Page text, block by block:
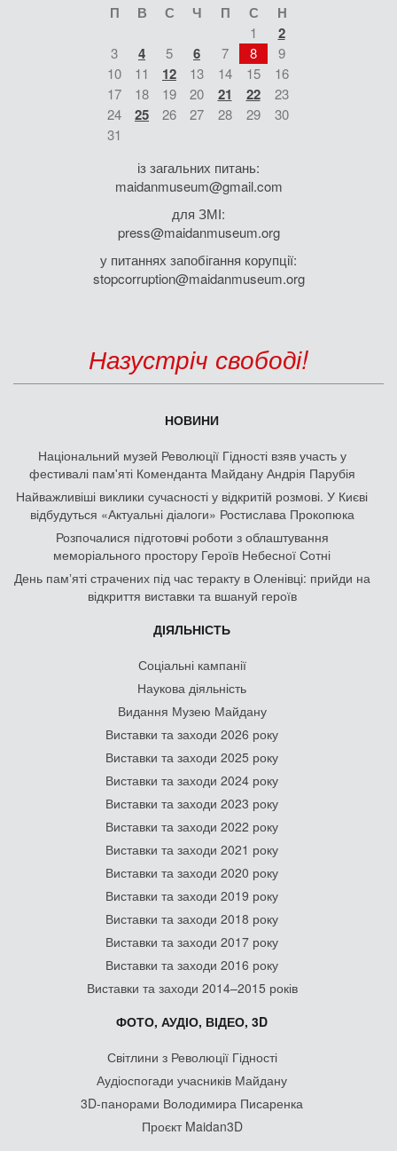
П В С Ч П С Н
1 2
3 4 5 6 7 8
9
10
11 12 13 14 15
16
17
18 19 20 21 22
23
24
25 26 27 28 29
30
31
із загальних питань:
maidanmuseum@gmail.com
для ЗМІ:
press@maidanmuseum.org
у питаннях запобігання корупції:
stopcorruption@maidanmuseum.org
Назустріч свободі!
НОВИНИ
Національний музей Революції Гідності взяв участь у
фестивалі пам'яті Коменданта Майдану Андрія Парубія
Найважливіші виклики сучасності у відкритій розмові. У Києві
відбудуться «Актуальні діалоги» Ростислава Прокопюка
Розпочалися підготовчі роботи з облаштування
меморіального простору Героїв Небесної Сотні
День памʼяті страчених під час теракту в Оленівці: прийди на
відкриття виставки та вшануй героїв
ДІЯЛЬНІСТЬ
Соціальні кампанії
Наукова діяльність
Видання Музею Майдану
Виставки та заходи 2026 року
Виставки та заходи 2025 року
Виставки та заходи 2024 року
Виставки та заходи 2023 року
Виставки та заходи 2022 року
Виставки та заходи 2021 року
Виставки та заходи 2020 року
Виставки та заходи 2019 року
Виставки та заходи 2018 року
Виставки та заходи 2017 року
Виставки та заходи 2016 року
Виставки та заходи 2014–2015 років
ФОТО, АУДІО, ВІДЕО, 3D
Світлини з Революції Гідності
Аудіоспогади учасників Майдану
3D-панорами Володимира Писаренка
Проєкт Maidan3D